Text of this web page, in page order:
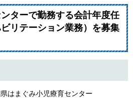
ターで勤務する会計年度任
リテーション業務）を募集
ぐみ小児療育センター